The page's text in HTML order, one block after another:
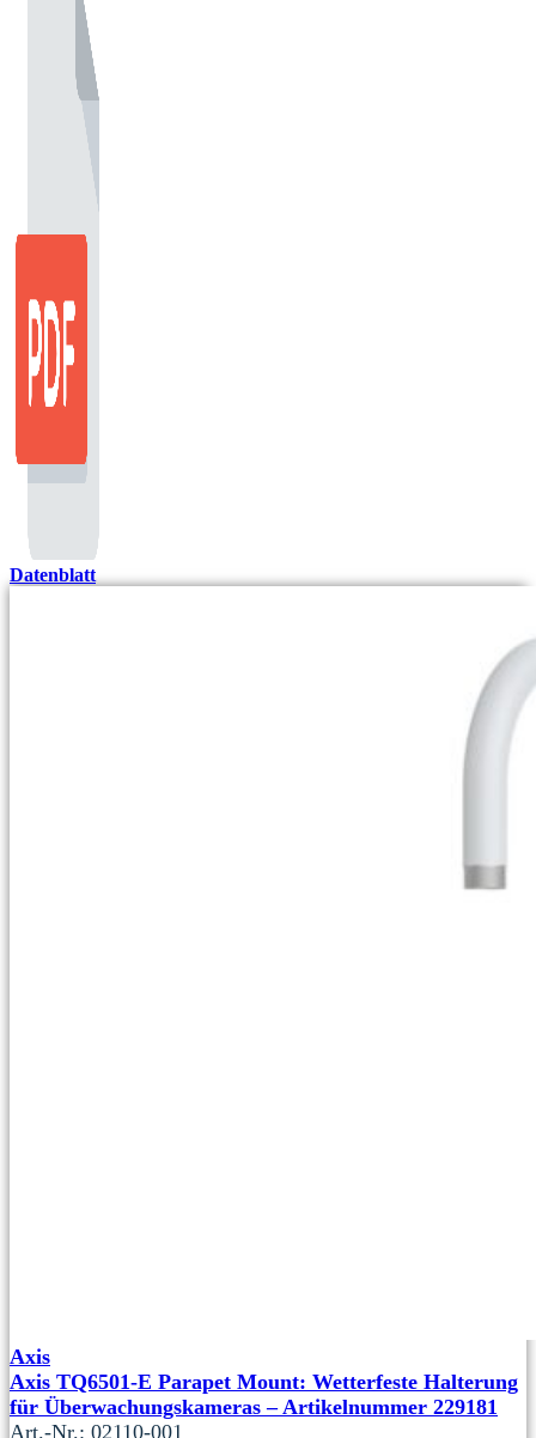
Datenblatt
Axis
Axis TQ6501-E Parapet Mount: Wetterfeste Halterung
für Überwachungskameras – Artikelnummer 229181
Art.-Nr.: 02110-001